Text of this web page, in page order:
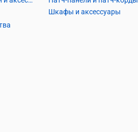
Шкафы и аксессуары